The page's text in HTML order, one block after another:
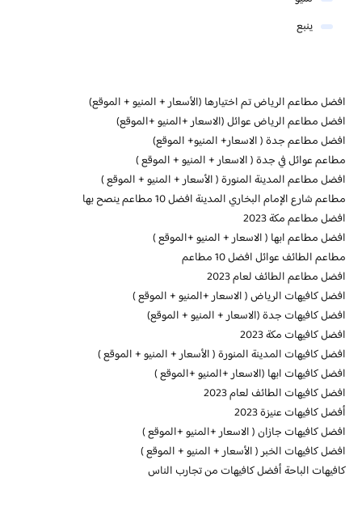
ينبع
افضل مطاعم الرياض تم اختيارها (الأسعار + المنيو + الموقع)
افضل مطاعم الرياض عوائل (الاسعار +المنيو +الموقع)
افضل مطاعم جدة ( الاسعار+ المنيو+ الموقع)
مطاعم عوائل في جدة ( الاسعار + المنيو + الموقع )
افضل مطاعم المدينة المنورة ( الأسعار + المنيو + الموقع )
مطاعم شارع الإمام البخاري المدينة افضل 10 مطاعم ينصح بها
افضل مطاعم مكة 2023
افضل مطاعم ابها ( الاسعار + المنيو +الموقع )
مطاعم الطائف عوائل افضل 10 مطاعم
افضل مطاعم الطائف لعام 2023
افضل كافيهات الرياض ( الاسعار +المنيو + الموقع )
افضل كافيهات جدة (الاسعار + المنيو + الموقع)
افضل كافيهات مكة 2023
افضل كافيهات المدينة المنورة ( الأسعار + المنيو + الموقع )
افضل كافيهات ابها (الاسعار +المنيو +الموقع )
افضل كافيهات الطائف لعام 2023
أفضل كافيهات عنيزة 2023
افضل كافيهات جازان ( الاسعار +المنيو +الموقع )
افضل كافيهات الخبر ( الأسعار + المنيو + الموقع )
كافيهات الباحة أفضل كافيهات من تجارب الناس